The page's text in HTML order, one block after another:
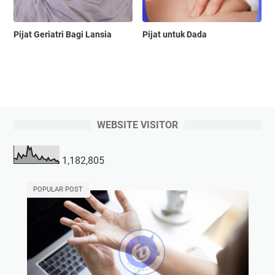
Pijat Geriatri Bagi Lansia Pijat untuk Dada
WEBSITE VISITOR
1,182,805
POPULAR POST